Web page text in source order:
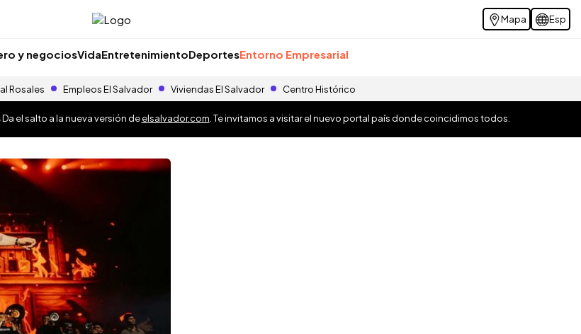
Mapa Esp
y negociosVidaEntretenimientoDeportesEntorno Empresarial
Rosales Empleos El Salvador Viviendas El Salvador Centro Histórico
el salto a la nueva versión deelsalvador.com . Te invitamos a visitar el nuevo portal país donde coincidimos todos.